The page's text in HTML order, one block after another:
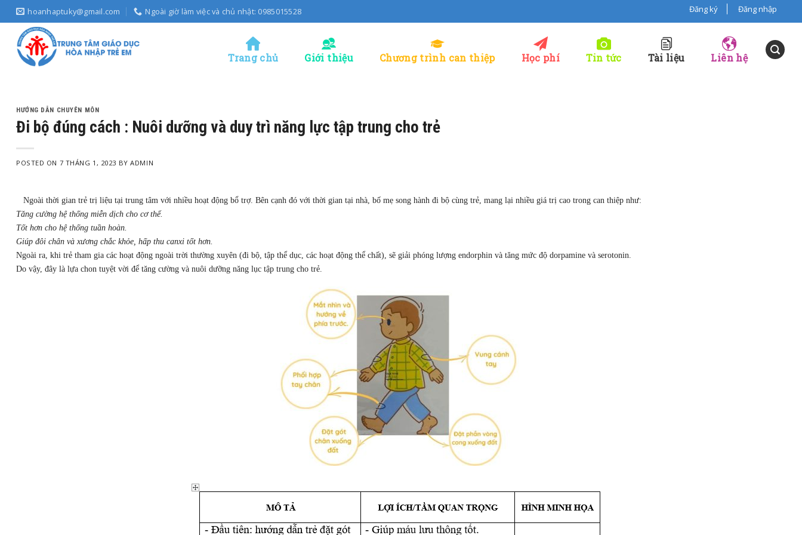
Skip
to
content
hoanhaptuky@gmail.com Ngoài giờ làm việc và chủ nhật: 0985015528 Đăng ký Đăng nhập
Trang chủ Giới thiệu Chương trình can thiệp Học phí Tin tức Tài liệu Liên hệ
HƯỚNG DẪN CHUYÊN MÔN
Đi bộ đúng cách : Nuôi dưỡng và duy trì năng lực tập trung cho trẻ
POSTED ON 7 THÁNG 1, 2023 BYADMIN
Ngoài thời gian trẻ trị liệu tại trung tâm với nhiều hoạt động bổ trợ. Bên cạnh đó với thời gian tại nhà, bố mẹ song hành đi bộ cùng trẻ, mang lại nhiều giá trị cao trong can thiệp như:
Tăng cường hệ thống miễn dịch cho cơ thể.
Tốt hơn cho hệ thống tuần hoàn.
Giúp đôi chân và xương chắc khỏe, hấp thu canxi tốt hơn.
Ngoài ra, khi trẻ tham gia các hoạt động ngoài trời thường xuyên (đi bộ, tập thể dục, các hoạt động thể chất), sẽ giải phóng lượng endorphin và tăng mức độ dorpamine và serotonin.
Do vậy, đây là lựa chon tuyệt vời để tăng cường và nuôi dưỡng năng lục tập trung cho trẻ.